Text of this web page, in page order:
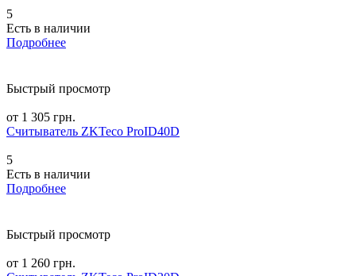
5
Есть в наличии
Подробнее
Быстрый просмотр
от 1 305 грн.
Считыватель ZKTeco ProID40D
5
Есть в наличии
Подробнее
Быстрый просмотр
от 1 260 грн.